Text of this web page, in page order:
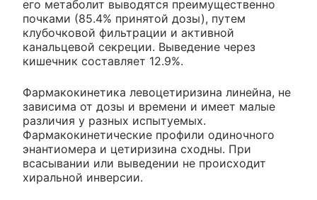
его метаболит выводятся преимущественно
почками (85.4% принятой дозы), путем
клубочковой фильтрации и активной
канальцевой секреции. Выведение через
кишечник составляет 12.9%.
Фармакокинетика левоцетиризина линейна, не
зависима от дозы и времени и имеет малые
различия у разных испытуемых.
Фармакокинетические профили одиночного
энантиомера и цетиризина сходны. При
всасывании или выведении не происходит
хиральной инверсии.